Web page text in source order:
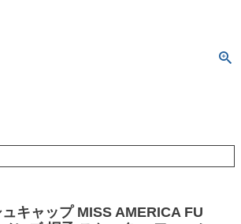
キャップ MISS AMERICA FU